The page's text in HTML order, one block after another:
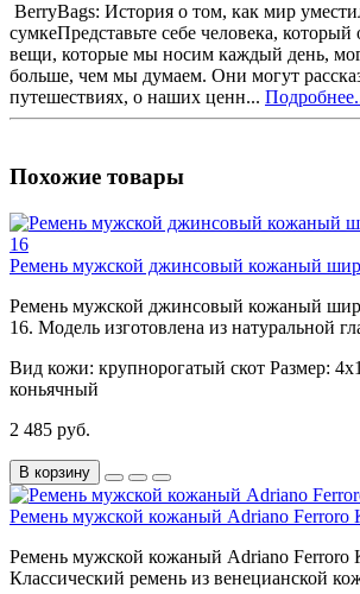
BerryBags: История о том, как мир
сумкеПредставьте себе человека,
вещи, которые мы носим каждый день,
больше, чем мы думаем. Они могут
путешествиях, о наших ценн...
Похожие товары
Ремень мужской джинсовый кожаный
Ремень мужской джинсовый кожаный
16. Модель изготовлена из натуральной
Вид кожи: крупнорогатый скот Размер:
коньячный
2 485 руб.
В корзину
Ремень мужской кожаный Adriano Ferroro
Ремень мужской кожаный Adriano Ferroro
Классический ремень из венецианской